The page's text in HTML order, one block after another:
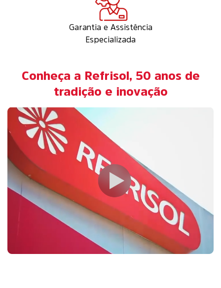
Garantia e Assistência
Especializada
Conheça a Refrisol, 50 anos de
tradição e inovação